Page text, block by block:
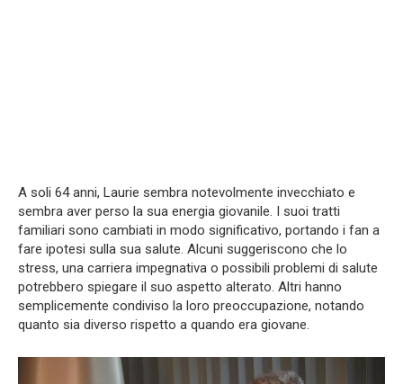
A soli 64 anni, Laurie sembra notevolmente invecchiato e
sembra aver perso la sua energia giovanile. I suoi tratti
familiari sono cambiati in modo significativo, portando i fan a
fare ipotesi sulla sua salute. Alcuni suggeriscono che lo
stress, una carriera impegnativa o possibili problemi di salute
potrebbero spiegare il suo aspetto alterato. Altri hanno
semplicemente condiviso la loro preoccupazione, notando
quanto sia diverso rispetto a quando era giovane.